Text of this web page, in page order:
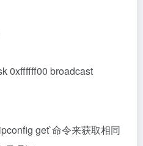
0xffffff00 broadcast
get`命令来获取相同